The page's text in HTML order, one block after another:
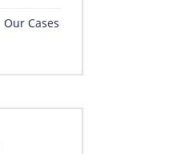
Our Cases